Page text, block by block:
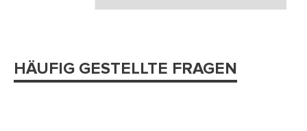
HÄUFIG GESTELLTE FRAGEN